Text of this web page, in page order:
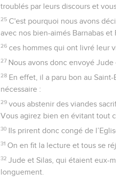
troublés par leurs discours et
25 C'est pourquoi nous avons
avec nos bien-aimés Barnabas et
26 ces hommes qui ont livré leur
27 Nous avons donc envoyé
28 En effet, il a paru bon au
nécessaire :
29 vous abstenir des viandes
Vous agirez bien en évitant tout
30 Ils prirent donc congé de
31 On en fit la lecture et tous se
32 Jude et Silas, qui étaient eux-
longuement.